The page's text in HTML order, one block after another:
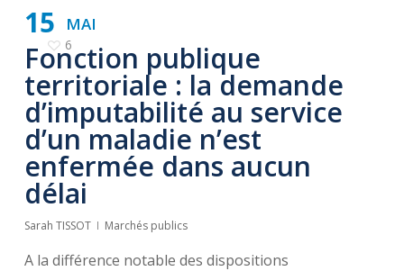
MAI
15
6
Fonction publique
territoriale : la demande
d’imputabilité au service
d’un maladie n’est
enfermée dans aucun
délai
Sarah TISSOT Marchés publics
A la différence notable des dispositions